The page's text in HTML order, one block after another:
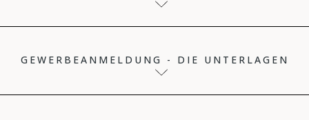
GEWERBEANMELDUNG - DIE UNTERLAGEN